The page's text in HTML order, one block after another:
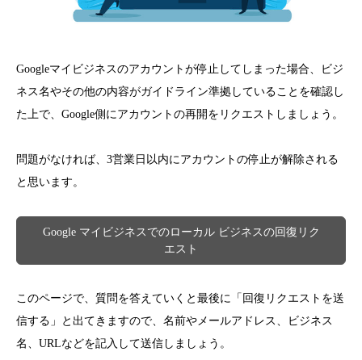
Googleマイビジネスのアカウントが停止してしまった場合、ビジ
ネス名やその他の内容がガイドライン準拠していることを確認し
た上で、Google側にアカウントの再開をリクエストしましょう。
問題がなければ、3営業日以内にアカウントの停止が解除される
と思います。
Google マイビジネスでのローカル ビジネスの回復リク
エスト
このページで、質問を答えていくと最後に「回復リクエストを送
信する」と出てきますので、名前やメールアドレス、ビジネス
名、URLなどを記入して送信しましょう。